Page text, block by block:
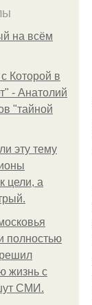
на всём
Которой в
- Анатолий
"тайной
эту тему
цели, а
полностью
жизнь с
СМИ.